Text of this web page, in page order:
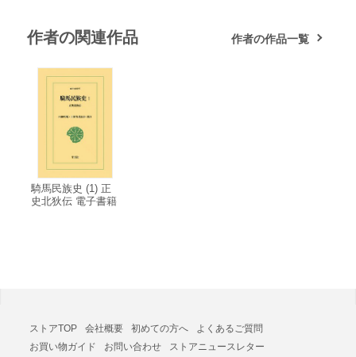
作者の関連作品 作者の作品一覧
騎馬民族史 (1) 正
史北狄伝 電子書籍
ストアTOP 会社概要 初めての方へ
よくあるご質問
お買い物ガイド
お問い合わせ ストアニュースレター